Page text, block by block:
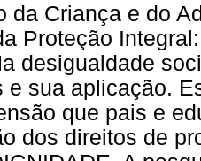
da Criança e do
Proteção
desigualdade
e sua aplicação.
que pais e
dos direitos de